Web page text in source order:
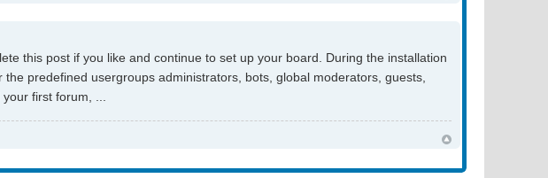
this post if you like and continue to set up your board. During the installation
predefined usergroups administrators, bots, global moderators, guests,
first forum, ...